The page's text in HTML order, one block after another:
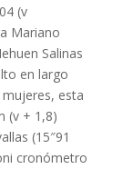
(v
Mariano
Salinas
en largo
esta
(v + 1,8)
(15″91
cronómetro